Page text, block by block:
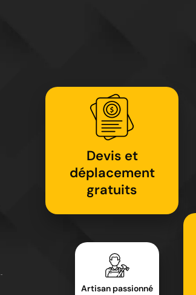
Devis et
déplacement
gratuits
Artisan passionné